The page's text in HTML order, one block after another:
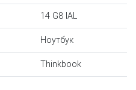
14 G8 IAL
Ноутбук
Thinkbook